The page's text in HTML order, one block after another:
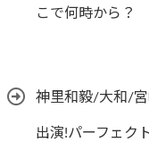
こで何時から？
神里和毅/大和/
出演!パーフェク